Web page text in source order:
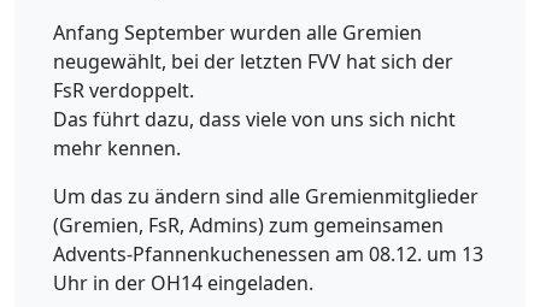
Anfang September wurden alle Gremien
neugewählt, bei der letzten FVV hat sich der
FsR verdoppelt.
Das führt dazu, dass viele von uns sich nicht
mehr kennen.
Um das zu ändern sind alle Gremienmitglieder
(Gremien, FsR, Admins) zum gemeinsamen
Advents-Pfannenkuchenessen am 08.12. um 13
Uhr in der OH14 eingeladen.